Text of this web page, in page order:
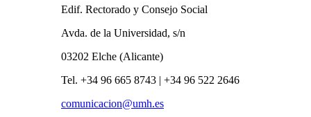
Edif. Rectorado y Consejo Social
Avda. de la Universidad, s/n
03202 Elche (Alicante)
Tel. +34 96 665 8743 | +34 96 522 2646
comunicacion@umh.es